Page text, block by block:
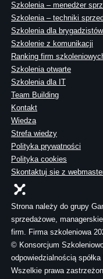
Szkolenia – menedżer
Szkolenia – techniki
Szkolenia dla brygadzistów
Szkolenie z komunikacji
Ranking firm
Szkolenia otwarte
Szkolenia dla IT
Team Building
Kontakt
Wiedza
Strefa wiedzy
Polityka prywatności
Polityka cookies
Skontaktuj sie z
Strona należy do grupy
sprzedażowe,
firm. Firma szkoleniowa
© Konsorcjum
odpowiedzialnością
Wszelkie prawa